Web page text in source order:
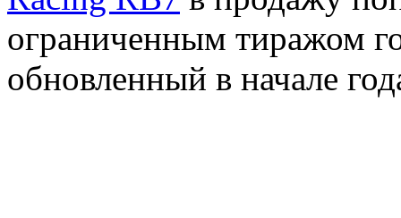
ограниченным тиражом
обновленный в начале